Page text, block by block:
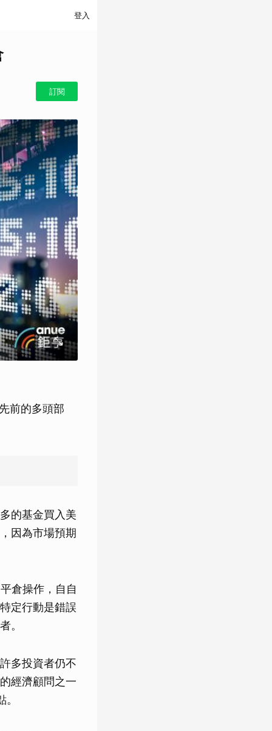
登入
訂閱
前的多頭部
的基金買入美
因為市場預期
倉操作，自自
定行動是錯誤
。
多投資者仍不
經濟顧問之一